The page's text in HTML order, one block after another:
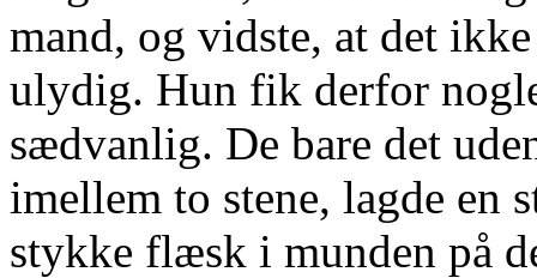
mand, og vidste, at det
ulydig. Hun fik derfor
sædvanlig. De bare det
imellem to stene, lagde en
stykke flæsk i munden på